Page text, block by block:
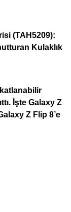
(TAH5209):
Kulaklık
İşte Galaxy Z
Z Flip 8’e